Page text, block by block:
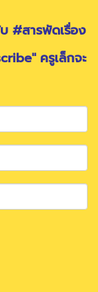
#สารพัดเรื่อง
ครูเล็กจะ